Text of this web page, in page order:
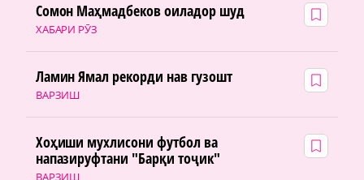
ХАБАРИ РӮЗ
Сомон Маҳмадбеков оиладор шуд
ВАРЗИШ
Ламин Ямал рекорди нав гузошт
ВАРЗИШ
Хоҳиши мухлисони футбол ва
напазируфтани "Барқи тоҷик"